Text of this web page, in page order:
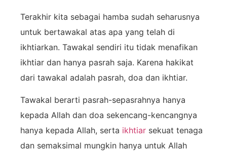
Terakhir kita sebagai hamba sudah seharusnya
untuk bertawakal atas apa yang telah di
ikhtiarkan. Tawakal sendiri itu tidak menafikan
ikhtiar dan hanya pasrah saja. Karena hakikat
dari tawakal adalah pasrah, doa dan ikhtiar.
Tawakal berarti pasrah-sepasrahnya hanya
kepada Allah dan doa sekencang-kencangnya
hanya kepada Allah, serta ikhtiar sekuat tenaga
dan semaksimal mungkin hanya untuk Allah